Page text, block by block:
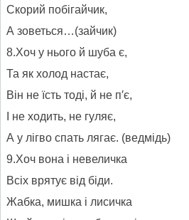
Скорий побігайчик,
А зоветься…(зайчик)
8.Хоч у нього й шуба є,
Та як холод настає,
Він не їсть тоді, й не п′є,
І не ходить, не гуляє,
А у лігво спать лягає. (ведмідь)
9.Хоч вона і невеличка
Всіх врятує від біди.
Жабка, мишка і лисичка